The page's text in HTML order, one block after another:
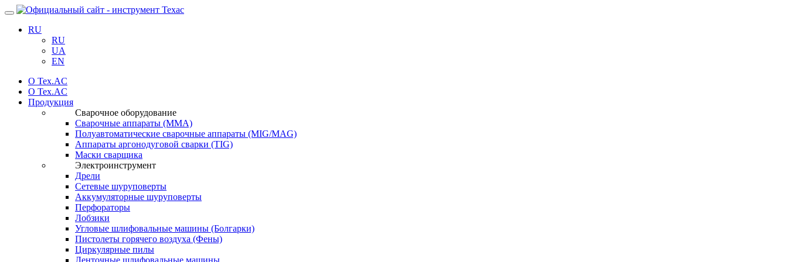
Навигация
RU
RU
UA
EN
О Tex.AC
О Tex.AC
Продукция
Сварочное оборудование
Сварочные аппараты (ММА)
Полуавтоматические сварочные аппараты (MIG/MAG)
Аппараты аргонодуговой сварки (TIG)
Маски сварщика
Электроинструмент
Дрели
Сетевые шуруповерты
Аккумуляторные шуруповерты
Перфораторы
Лобзики
Угловые шлифовальные машины (Болгарки)
Пистолеты горячего воздуха (Фены)
Циркулярные пилы
Ленточные шлифовальные машины